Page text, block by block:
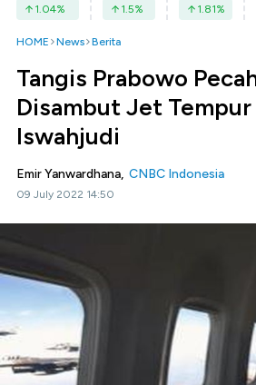
1.04% 1.5% 1.81%
HOME News Berita
Tangis Prabowo
Disambut Jet Tempur
Iswahjudi
Emir Yanwardhana, CNBC Indonesia
09 July 2022 14:50